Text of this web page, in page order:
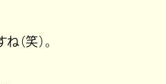
（笑）。